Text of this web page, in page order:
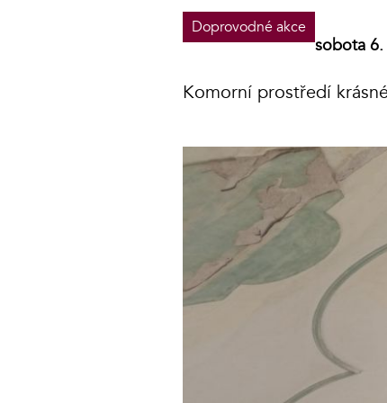
Doprovodné akce
sobota
Komorní prostředí